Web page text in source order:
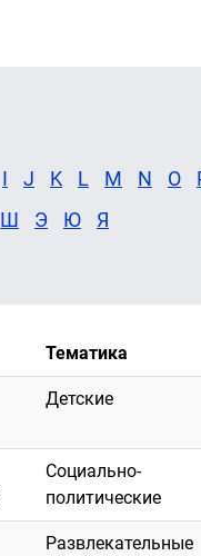
I J K L M N O
Ш Э Ю
Я
Тематика
Детские
Социально-
политические
Развлекательные